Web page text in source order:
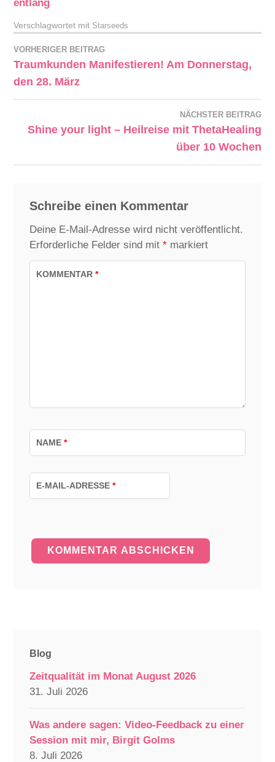
entlang⁠⁠⁠
Verschlagwortet mit Starseeds
VORHERIGER BEITRAG
Traumkunden Manifestieren! Am Donnerstag,
den 28. März
NÄCHSTER BEITRAG
Shine your light – Heilreise mit ThetaHealing
über 10 Wochen
Schreibe einen Kommentar
Deine E-Mail-Adresse wird nicht veröffentlicht.
Erforderliche Felder sind mit *markiert
KOMMENTAR*
NAME*
E-MAIL-ADRESSE*
Blog
Zeitqualität im Monat August 2026
31. Juli 2026
Was andere sagen: Video-Feedback zu einer
Session mit mir, Birgit Golms
8. Juli 2026